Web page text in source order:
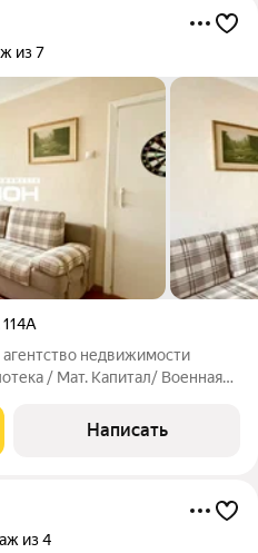
из 7
114А
недвижимости
/ Мат. Капитал/ Военная
Написать
из 4